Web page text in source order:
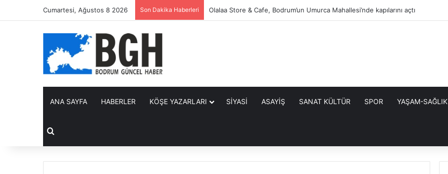
Cumartesi, Ağustos 8 2026 Son Dakika Haberleri Olalaa Store & Cafe, Bodrum’un Umurca Mahallesi’nde kapılarını açtı
ANA SAYFA HABERLER KÖŞE YAZARLARI SİYASİ ASAYİŞ SANAT KÜLTÜR SPOR YAŞAM-SAĞLIK
Arama yap ...